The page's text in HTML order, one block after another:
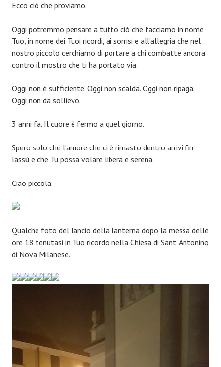
Ecco ciò che proviamo.
Oggi potremmo pensare a tutto ciò che facciamo in nome
Tuo, in nome dei Tuoi ricordi, ai sorrisi e all’allegria che nel
nostro piccolo cerchiamo di portare a chi combatte ancora
contro il mostro che ti ha portato via.
Oggi non è sufficiente. Oggi non scalda. Oggi non ripaga.
Oggi non da sollievo.
3 anni fa. Il cuore è fermo a quel giorno.
Spero solo che l’amore che ci è rimasto dentro arrivi fin
lassù e che Tu possa volare libera e serena.
Ciao piccola.
Qualche foto del lancio della lanterna dopo la messa delle
ore 18 tenutasi in Tuo ricordo nella Chiesa di Sant’ Antonino
di Nova Milanese.